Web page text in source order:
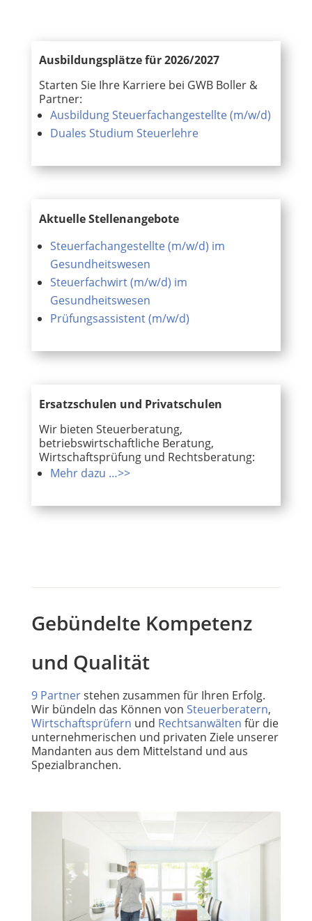
Ausbildungsplätze für 2026/2027
Starten Sie Ihre Karriere bei GWB Boller &
Partner:
Ausbildung Steuerfachangestellte (m/w/d)
Duales Studium Steuerlehre
Aktuelle Stellenangebote
Steuerfachangestellte (m/w/d) im
Gesundheitswesen
Steuerfachwirt (m/w/d) im
Gesundheitswesen
Prüfungsassistent (m/w/d)
Ersatzschulen und Privatschulen
Wir bieten Steuerberatung,
betriebswirtschaftliche Beratung,
Wirtschaftsprüfung und Rechtsberatung:
Mehr dazu …>>
Gebündelte Kompetenz
und Qualität
9 Partnerstehen zusammen für Ihren Erfolg.
Wir bündeln das Können von Steuerberatern,
Wirtschaftsprüfern und Rechtsanwälten für die
unternehmerischen und privaten Ziele unserer
Mandanten aus dem Mittelstand und aus
Spezialbranchen.